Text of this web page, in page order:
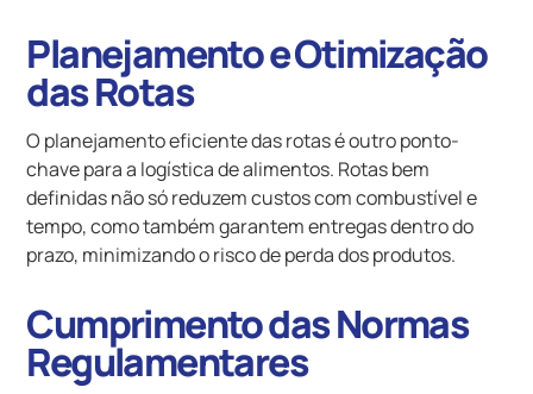
Planejamento e Otimização
das Rotas
O planejamento eficiente das rotas é outro ponto-
chave para a logística de alimentos. Rotas bem
definidas não só reduzem custos com combustível e
tempo, como também garantem entregas dentro do
prazo, minimizando o risco de perda dos produtos.
Cumprimento das Normas
Regulamentares